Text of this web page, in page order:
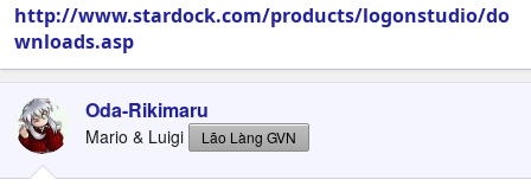
http://www.stardock.com/products/logonstudio/do
wnloads.asp
Oda-Rikimaru
Mario & Luigi Lão Làng GVN